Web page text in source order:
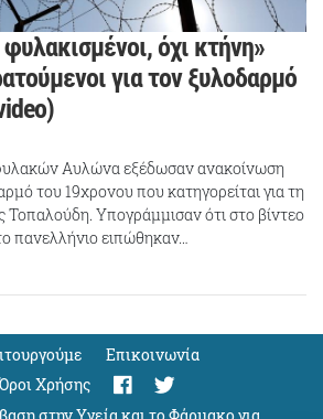
όχι κτήνη»
για τον ξυλοδαρμό
Αυλώνα εξέδωσαν ανακοίνωση
του 19χρονου που κατηγορείται για τη
Τοπαλούδη. Υπογράμμισαν ότι στο βίντεο
πανελλήνιο ειπώθηκαν…
Eπικοινωνία
Όροι Χρήσης